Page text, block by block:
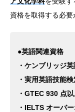
資格を取得する必要
●英語関連資格
・ケンブリッジ
・実用英語技能
・GTEC 930 点
・IELTS オーバ